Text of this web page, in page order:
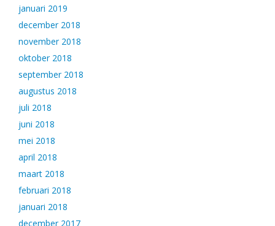
januari 2019
december 2018
november 2018
oktober 2018
september 2018
augustus 2018
juli 2018
juni 2018
mei 2018
april 2018
maart 2018
februari 2018
januari 2018
december 2017